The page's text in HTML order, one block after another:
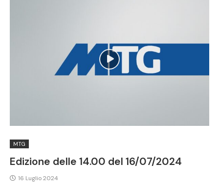
MTG
Edizione delle 14.00 del 16/07/2024
16 Luglio 2024